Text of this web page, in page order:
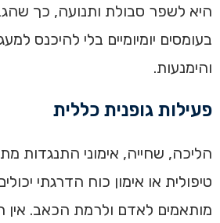
היא לשפר סבולת ותנועה, כך
בעומסים יומיומיים בלי להיכנס
והימנעות.
פעילות גופנית כללית
הליכה, שחייה, אימוני התנגדות
טיפולית או אימון כוח הדרגתי
מותאמים לאדם ולרמת הכאב. אין